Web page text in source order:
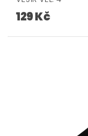
129 Kč